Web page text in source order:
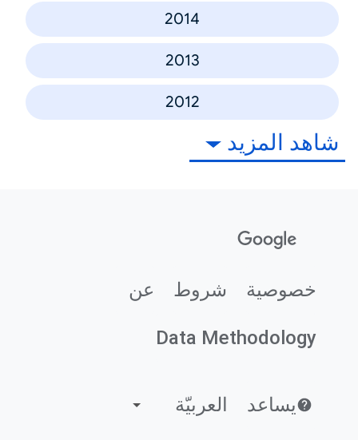
2014
2013
2012
شاهد المزيد
خصوصية شروط عن
Data Methodology
يساعد